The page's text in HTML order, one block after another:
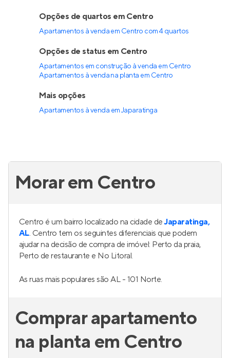
Opções de quartos em Centro
Apartamentos à venda em Centro com 4 quartos
Opções de status em Centro
Apartamentos em construção à venda em Centro
Apartamentos à venda na planta em Centro
Mais opções
Apartamentos à venda emJaparatinga
Morar em Centro
Centro é um bairro localizado na cidade deJaparatinga,
AL. Centro tem os seguintes diferenciais que podem
ajudar na decisão de compra de imóvel: Perto da praia,
Perto de restaurante e No Litoral.
As ruas mais populares são AL - 101 Norte.
Comprar apartamento
na planta em Centro